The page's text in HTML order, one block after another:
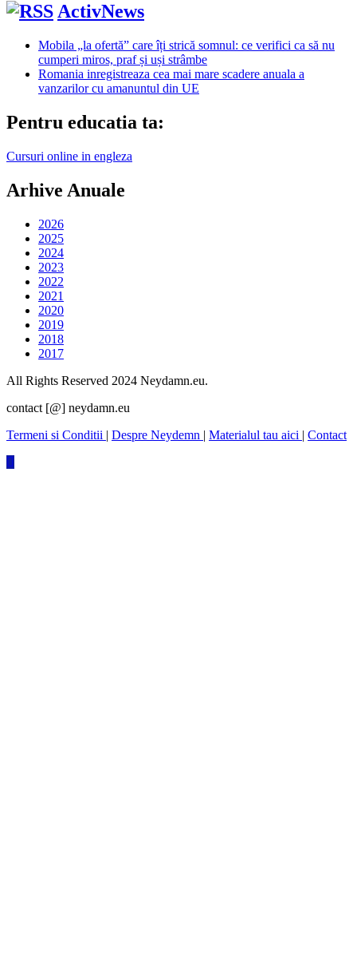
ActivNews
Mobila „la ofertă” care îți strică somnul: ce verifici ca să nu
cumperi miros, praf și uși strâmbe
Romania inregistreaza cea mai mare scadere anuala a
vanzarilor cu amanuntul din UE
Pentru educatia ta:
Cursuri online in engleza
Arhive Anuale
2026
2025
2024
2023
2022
2021
2020
2019
2018
2017
All Rights Reserved 2024 Neydamn.eu.
contact [@] neydamn.eu
Termeni si Conditii | Despre Neydemn | Materialul tau aici | Contact